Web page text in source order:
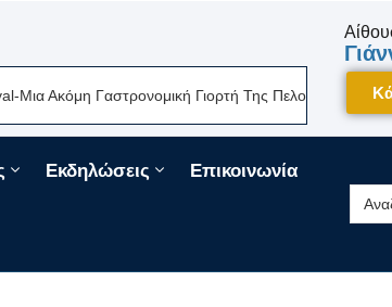
Γαστρονομική Γιορτή Της Πελοποννήσου Δίνει
Εκδηλώσεις Επικοινωνία
for: